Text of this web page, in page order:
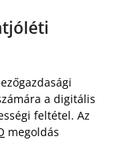
a digitális
feltétel. Az
megoldás